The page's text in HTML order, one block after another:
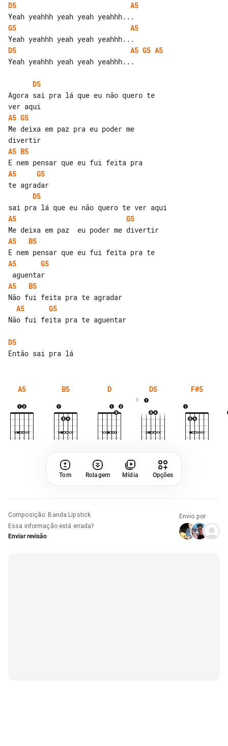
D5
A5
G5
A5
D5
A5 G5 A5
Yeah yeahhh yeah yeah yeahhh...
D5
Agora sai pra lá que eu não quero te
A5 G5
Me deixa em paz pra eu poder me
A5 B5
A5
G5
D5
A5
G5
A5
B5
A5
G5
A5
B5
A5
G5
Não fui feita pra te aguentar
D5
A5 B5 D D5
5
F#5
Tom Rolagem Mídia Opções
Composição: Banda Lipstick
Essa informação está errada?
Enviar revisão
Envio por